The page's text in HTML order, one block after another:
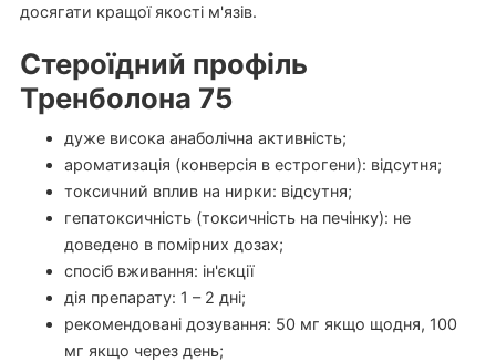
досягати кращої якості м'язів.
Стероїдний профіль
Тренболона 75
дуже висока анаболічна активність;
ароматизація (конверсія в естрогени): відсутня;
токсичний вплив на нирки: відсутня;
гепатоксичність (токсичність на печінку): не
доведено в помірних дозах;
спосіб вживання: ін'єкції
дія препарату: 1 – 2 дні;
рекомендовані дозування: 50 мг якщо щодня, 100
мг якщо через день;